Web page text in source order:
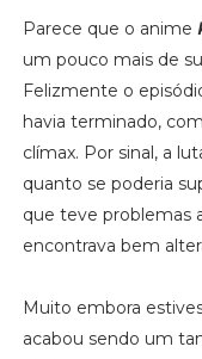
Parece que o anime
um pouco mais de
Felizmente o
havia terminado,
clímax. Por sinal, a
quanto se poderia
que teve problemas
encontrava bem
Muito embora
acabou sendo um